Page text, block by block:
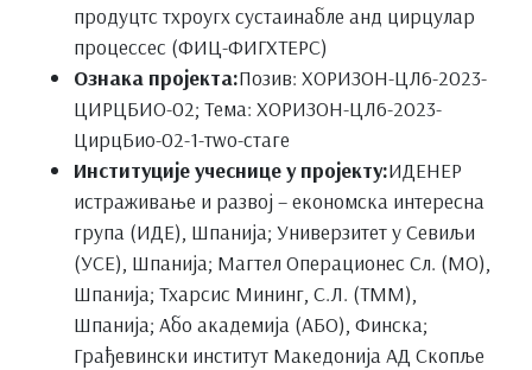
продуцтс тхроугх сустаинабле анд цирцулар
процессес (ФИЦ-ФИГХТЕРС)
Ознака пројекта:Позив: ХОРИЗОН-ЦЛ6-2023-
ЦИРЦБИО-02; Тема: ХОРИЗОН-ЦЛ6-2023-
ЦирцБио-02-1-тwо-стаге
Институције учеснице у пројекту:ИДЕНЕР
истраживање и развој – економска интересна
група (ИДЕ), Шпанија; Универзитет у Севиљи
(УСЕ), Шпанија; Магтел Операционес Сл. (МО),
Шпанија; Тхарсис Мининг, С.Л. (ТММ),
Шпанија; Або академија (АБО), Финска;
Грађевински институт Македонија АД Скопље